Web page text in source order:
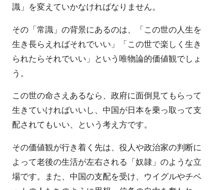
識」を変えていかなければなりません。
その「常識」の背景にあるのは、「この世の人生を
生き長らえればそれでいい」「この世で楽しく生き
られたらそれでいい」という唯物論的価値観でしょ
う。
この世の命さえあるなら、政府に面倒見てもらって
生きていければいいし、中国が日本を乗っ取って支
配されてもいい、という考え方です。
その価値観が行き着く先は、役人や政治家の判断に
よって老後の生活が左右される「奴隷」のような立
場です。また、中国の支配を受け、ウイグルやチベ